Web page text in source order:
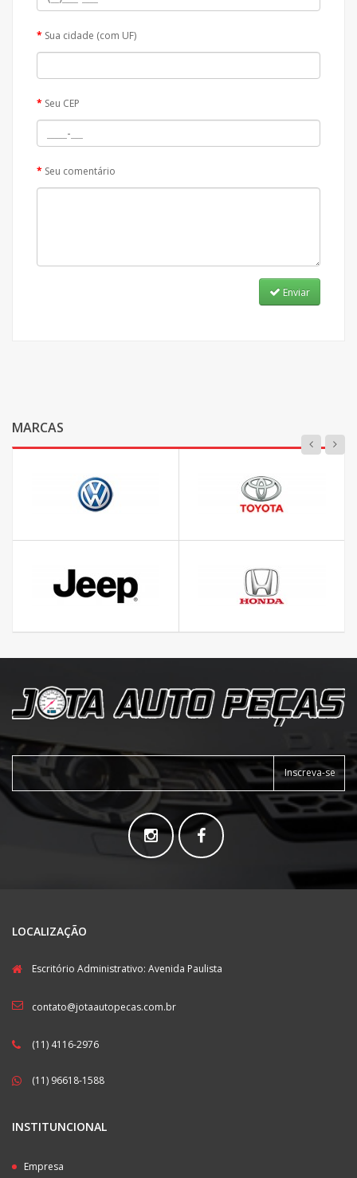
Sua cidade (com UF)
Seu CEP
Seu comentário
Enviar
MARCAS
Inscreva-se
LOCALIZAÇÃO
Escritório Administrativo: Avenida Paulista
contato@jotaautopecas.com.br
(11) 4116-2976
(11) 96618-1588
INSTITUNCIONAL
Empresa